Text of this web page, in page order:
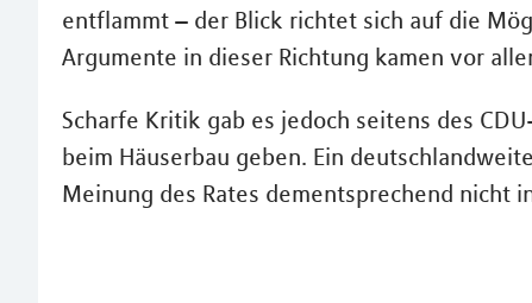
entflammt – der Blick richtet sich auf die
Argumente in dieser Richtung kamen vor
Scharfe Kritik gab es jedoch seitens des
beim Häuserbau geben. Ein
Meinung des Rates dementsprechend nicht